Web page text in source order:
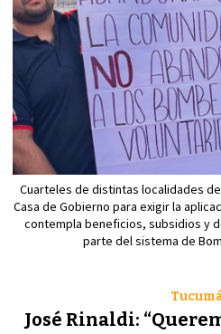
Cuarteles de distintas localidades
Casa de Gobierno para exigir la
contempla beneficios, subsidios y
parte del sistema de
José Rinaldi: